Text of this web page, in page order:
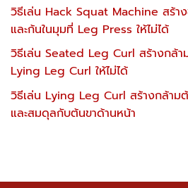
วิธีเล่น Hack Squat Machine สร้า
และก้นในมุมที่ Leg Press ให้ไม่ได้
วิธีเล่น Seated Leg Curl สร้างกล้า
Lying Leg Curl ให้ไม่ได้
วิธีเล่น Lying Leg Curl สร้างกล้าม
และสมดุลกับต้นขาด้านหน้า